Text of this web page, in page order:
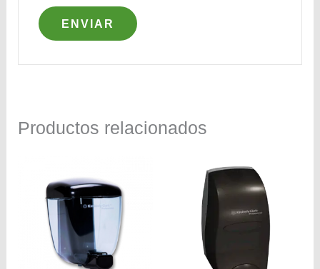
Productos relacionados